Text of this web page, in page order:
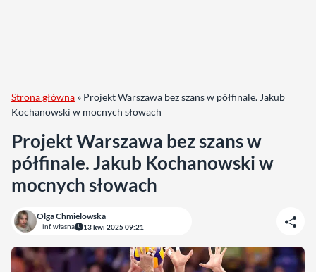
Strona główna » Projekt Warszawa bez szans w półfinale. Jakub
Kochanowski w mocnych słowach
Projekt Warszawa bez szans w
półfinale. Jakub Kochanowski w
mocnych słowach
Olga Chmielowska
inf. własna 13 kwi 2025 09:21